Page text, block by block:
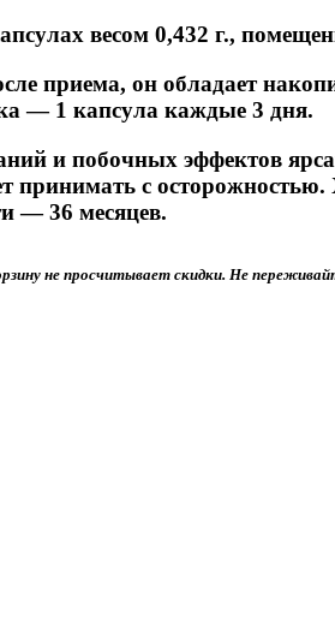
весом 0,432 г.,
приема, он обладает
― 1 капсула каждые 3 дня.
и побочных эффектов
принимать с
― 36 месяцев.
не просчитывает скидки. Не